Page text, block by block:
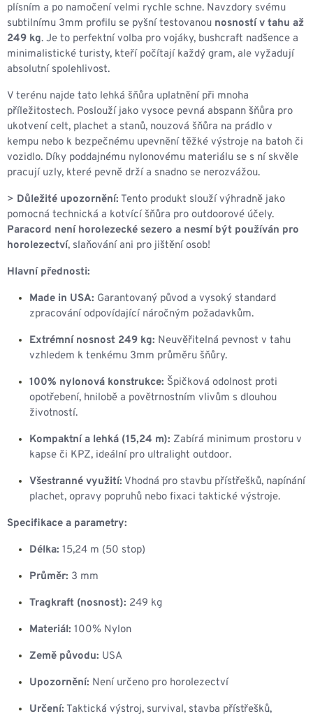
plísním a po namočení velmi rychle schne. Navzdory svému
subtilnímu 3mm profilu se pyšní testovanou nosností v tahu až
249 kg. Je to perfektní volba pro vojáky, bushcraft nadšence a
minimalistické turisty, kteří počítají každý gram, ale vyžadují
absolutní spolehlivost.
V terénu najde tato lehká šňůra uplatnění při mnoha
příležitostech. Poslouží jako vysoce pevná abspann šňůra pro
ukotvení celt, plachet a stanů, nouzová šňůra na prádlo v
kempu nebo k bezpečnému upevnění těžké výstroje na batoh či
vozidlo. Díky poddajnému nylonovému materiálu se s ní skvěle
pracují uzly, které pevně drží a snadno se nerozvážou.
> Důležité upozornění: Tento produkt slouží výhradně jako
pomocná technická a kotvící šňůra pro outdoorové účely.
Paracord není horolezecké sezero a nesmí být používán pro
horolezectví, slaňování ani pro jištění osob!
Hlavní přednosti:
Made in USA: Garantovaný původ a vysoký standard
zpracování odpovídající náročným požadavkům.
Extrémní nosnost 249 kg: Neuvěřitelná pevnost v tahu
vzhledem k tenkému 3mm průměru šňůry.
100% nylonová konstrukce: Špičková odolnost proti
opotřebení, hnilobě a povětrnostním vlivům s dlouhou
životností.
Kompaktní a lehká (15,24 m): Zabírá minimum prostoru v
kapse či KPZ, ideální pro ultralight outdoor.
Všestranné využití: Vhodná pro stavbu přístřešků, napínání
plachet, opravy popruhů nebo fixaci taktické výstroje.
Specifikace a parametry:
Délka: 15,24 m (50 stop)
Průměr: 3 mm
Tragkraft (nosnost): 249 kg
Materiál: 100% Nylon
Země původu: USA
Upozornění: Není určeno pro horolezectví
Určení: Taktická výstroj, survival, stavba přístřešků,